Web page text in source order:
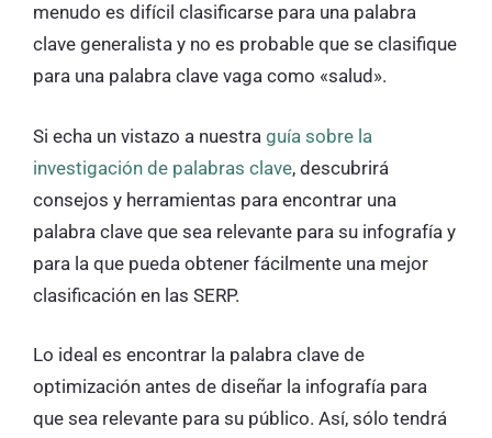
menudo es difícil clasificarse para una palabra
clave generalista y no es probable que se clasifique
para una palabra clave vaga como «salud».
Si echa un vistazo a nuestra guía sobre la
investigación de palabras clave, descubrirá
consejos y herramientas para encontrar una
palabra clave que sea relevante para su infografía y
para la que pueda obtener fácilmente una mejor
clasificación en las SERP.
Lo ideal es encontrar la palabra clave de
optimización antes de diseñar la infografía para
que sea relevante para su público. Así, sólo tendrá